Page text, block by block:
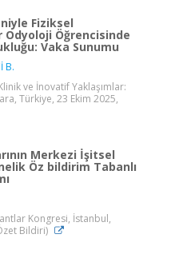
Fiziksel
Odyoloji Öğrencisinde
Vaka Sunumu
B.
ve İnovatif Yaklaşımlar:
Türkiye, 23 Ekim 2025,
Merkezi İşitsel
Öz bildirim Tabanlı
Kongresi, İstanbul,
Bildiri)